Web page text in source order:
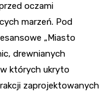
oczami
marzeń. Pod
„Miasto
drewnianych
których ukryto
zaprojektowanych